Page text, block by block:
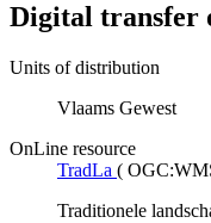
Digital transfer
Units of distribution
Vlaams Gewest
OnLine resource
TradLa (
Traditionele